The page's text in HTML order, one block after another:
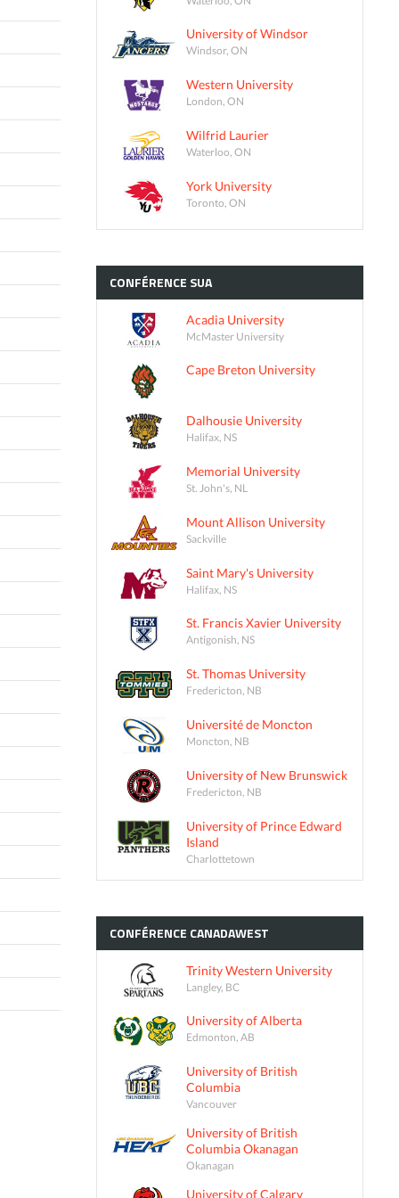
University of Windsor
Windsor, ON
Western University
London, ON
Wilfrid Laurier
Waterloo, ON
York University
Toronto, ON
CONFÉRENCE SUA
Acadia University
McMaster University
Cape Breton University
Dalhousie University
Halifax, NS
Memorial University
St. John's, NL
Mount Allison University
Sackville
Saint Mary's University
Halifax, NS
St. Francis Xavier University
Antigonish, NS
St. Thomas University
Fredericton, NB
Université de Moncton
Moncton, NB
University of New Brunswick
Fredericton, NB
University of Prince Edward
Island
Charlottetown
CONFÉRENCE CANADAWEST
Trinity Western University
Langley, BC
University of Alberta
Edmonton, AB
University of British
Columbia
Vancouver
University of British
Columbia Okanagan
Okanagan
University of Calgary